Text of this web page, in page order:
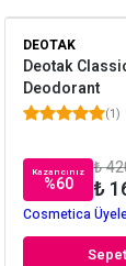
DEOTAK
Deotak
Deodorant
(1)
Kazancınız
%60
₺
₺
Cosmetica